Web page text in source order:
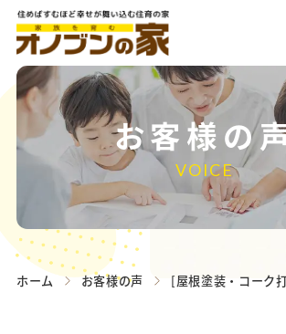
お客様の
VOICE
ホーム お客様の声 [屋根塗装・コーク